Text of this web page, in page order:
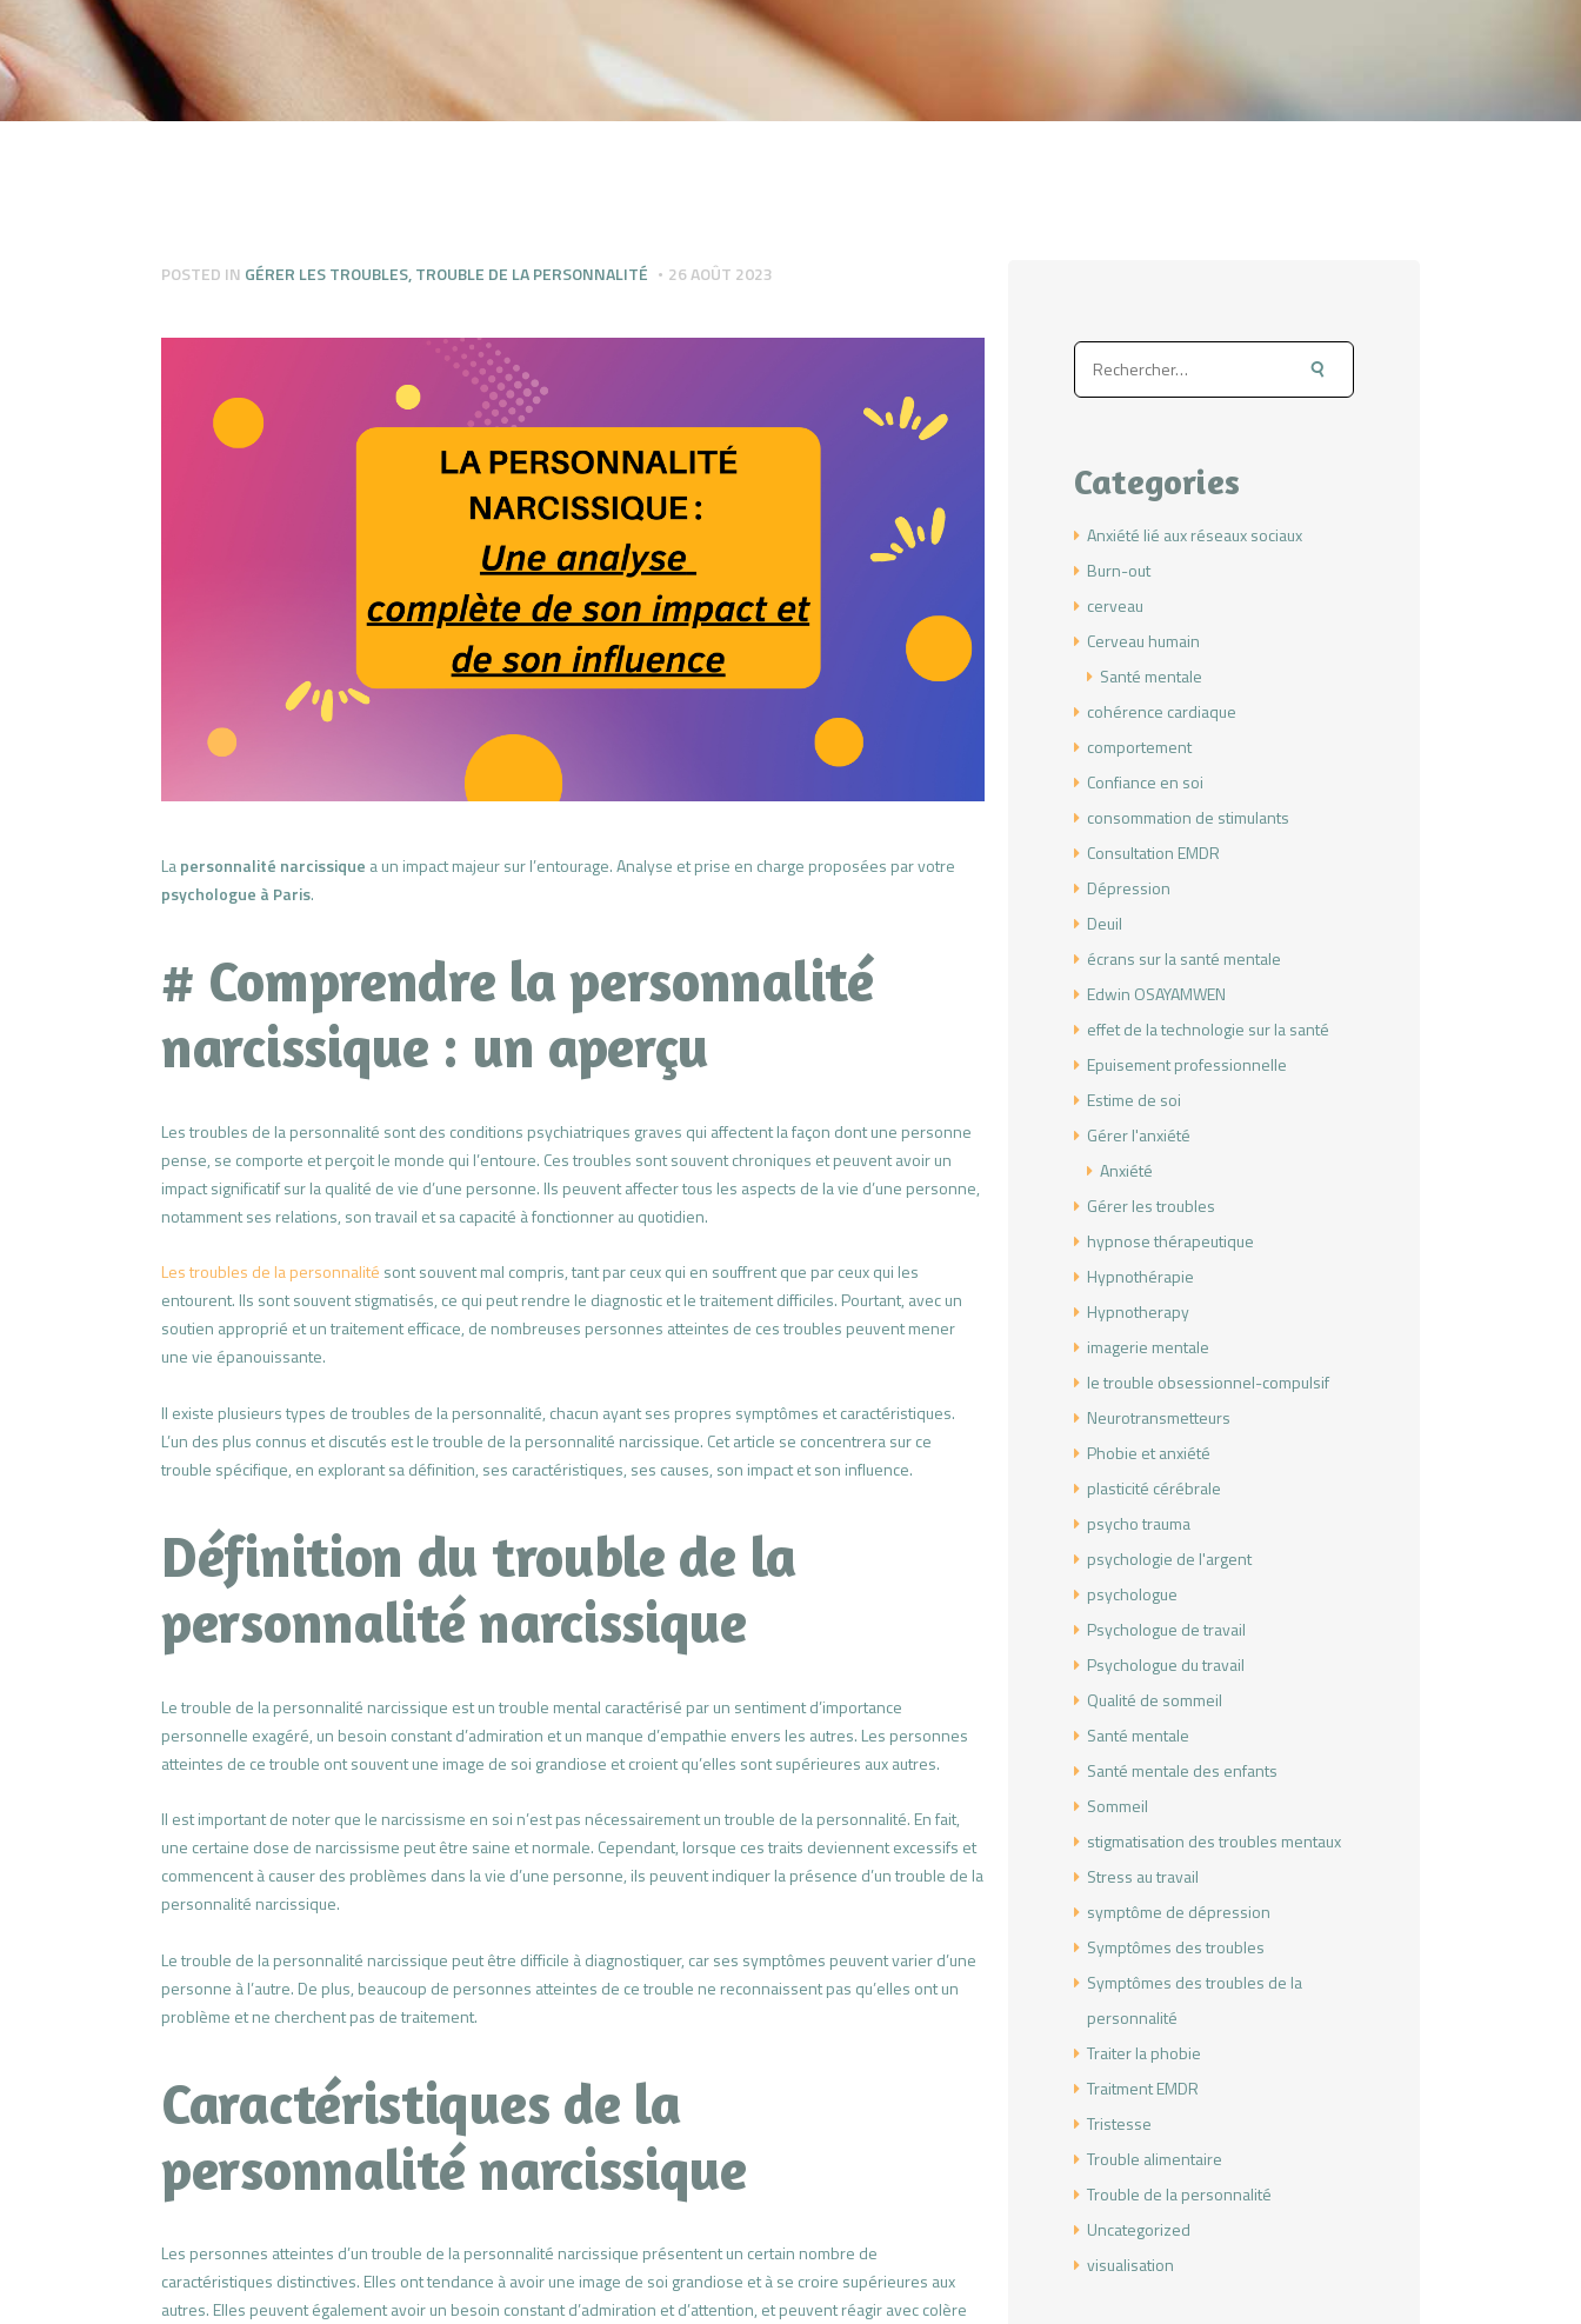
POSTED IN GÉRER LES TROUBLES,TROUBLE DE LA PERSONNALITÉ 26 AOÛT 2023
Lapersonnalité narcissique a un impact majeur sur l’entourage. Analyse et prise en charge proposées par votre
psychologue à Paris.
# Comprendre la personnalité
narcissique : un aperçu
Les troubles de la personnalité sont des conditions psychiatriques graves qui affectent la façon dont une personne
pense, se comporte et perçoit le monde qui l’entoure. Ces troubles sont souvent chroniques et peuvent avoir un
impact significatif sur la qualité de vie d’une personne. Ils peuvent affecter tous les aspects de la vie d’une personne,
notamment ses relations, son travail et sa capacité à fonctionner au quotidien.
Les troubles de la personnalité sont souvent mal compris, tant par ceux qui en souffrent que par ceux qui les
entourent. Ils sont souvent stigmatisés, ce qui peut rendre le diagnostic et le traitement difficiles. Pourtant, avec un
soutien approprié et un traitement efficace, de nombreuses personnes atteintes de ces troubles peuvent mener
une vie épanouissante.
Il existe plusieurs types de troubles de la personnalité, chacun ayant ses propres symptômes et caractéristiques.
L’un des plus connus et discutés est le trouble de la personnalité narcissique. Cet article se concentrera sur ce
trouble spécifique, en explorant sa définition, ses caractéristiques, ses causes, son impact et son influence.
Définition du trouble de la
personnalité narcissique
Le trouble de la personnalité narcissique est un trouble mental caractérisé par un sentiment d’importance
personnelle exagéré, un besoin constant d’admiration et un manque d’empathie envers les autres. Les personnes
atteintes de ce trouble ont souvent une image de soi grandiose et croient qu’elles sont supérieures aux autres.
Il est important de noter que le narcissisme en soi n’est pas nécessairement un trouble de la personnalité. En fait,
une certaine dose de narcissisme peut être saine et normale. Cependant, lorsque ces traits deviennent excessifs et
commencent à causer des problèmes dans la vie d’une personne, ils peuvent indiquer la présence d’un trouble de la
personnalité narcissique.
Le trouble de la personnalité narcissique peut être difficile à diagnostiquer, car ses symptômes peuvent varier d’une
personne à l’autre. De plus, beaucoup de personnes atteintes de ce trouble ne reconnaissent pas qu’elles ont un
problème et ne cherchent pas de traitement.
Caractéristiques de la
personnalité narcissique
Les personnes atteintes d’un trouble de la personnalité narcissique présentent un certain nombre de
caractéristiques distinctives. Elles ont tendance à avoir une image de soi grandiose et à se croire supérieures aux
autres. Elles peuvent également avoir un besoin constant d’admiration et d’attention, et peuvent réagir avec colère
Rechercher :
Categories
Anxiété lié aux réseaux sociaux
Burn-out
cerveau
Cerveau humain
Santé mentale
cohérence cardiaque
comportement
Confiance en soi
consommation de stimulants
Consultation EMDR
Dépression
Deuil
écrans sur la santé mentale
Edwin OSAYAMWEN
effet de la technologie sur la santé
Epuisement professionnelle
Estime de soi
Gérer l'anxiété
Anxiété
Gérer les troubles
hypnose thérapeutique
Hypnothérapie
Hypnotherapy
imagerie mentale
le trouble obsessionnel-compulsif
Neurotransmetteurs
Phobie et anxiété
plasticité cérébrale
psycho trauma
psychologie de l'argent
psychologue
Psychologue de travail
Psychologue du travail
Qualité de sommeil
Santé mentale
Santé mentale des enfants
Sommeil
stigmatisation des troubles mentaux
Stress au travail
symptôme de dépression
Symptômes des troubles
Symptômes des troubles de la
personnalité
Traiter la phobie
Traitment EMDR
Tristesse
Trouble alimentaire
Trouble de la personnalité
Uncategorized
visualisation